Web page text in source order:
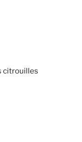
citrouilles